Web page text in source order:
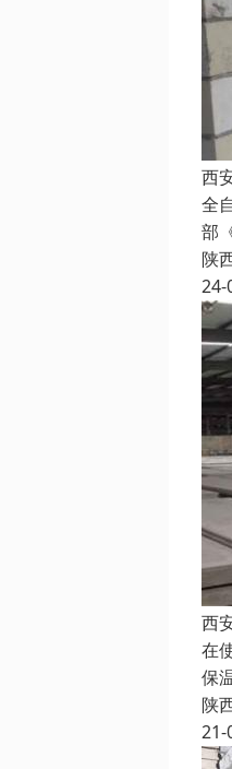
西
全
部
陕
24-
西
在
保
陕
21-